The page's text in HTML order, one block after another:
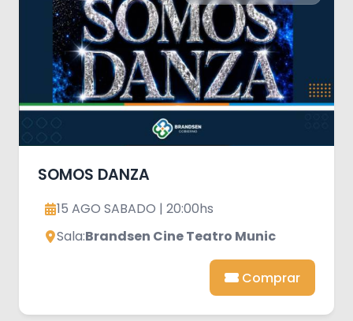
SOMOS DANZA
15 AGO SABADO | 20:00hs
Sala:Brandsen Cine Teatro Munic
Comprar